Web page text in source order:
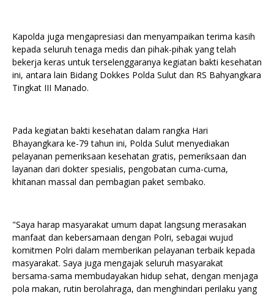
Kapolda juga mengapresiasi dan menyampaikan terima kasih
kepada seluruh tenaga medis dan pihak-pihak yang telah
bekerja keras untuk terselenggaranya kegiatan bakti kesehatan
ini, antara lain Bidang Dokkes Polda Sulut dan RS Bahyangkara
Tingkat III Manado.
Pada kegiatan bakti kesehatan dalam rangka Hari
Bhayangkara ke-79 tahun ini, Polda Sulut menyediakan
pelayanan pemeriksaan kesehatan gratis, pemeriksaan dan
layanan dari dokter spesialis, pengobatan cuma-cuma,
khitanan massal dan pembagian paket sembako.
"Saya harap masyarakat umum dapat langsung merasakan
manfaat dan kebersamaan dengan Polri, sebagai wujud
komitmen Polri dalam memberikan pelayanan terbaik kepada
masyarakat. Saya juga mengajak seluruh masyarakat
bersama-sama membudayakan hidup sehat, dengan menjaga
pola makan, rutin berolahraga, dan menghindari perilaku yang